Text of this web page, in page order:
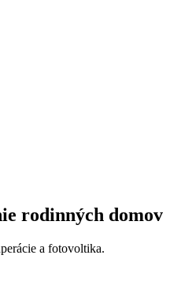
rodinných domov
a fotovoltika.